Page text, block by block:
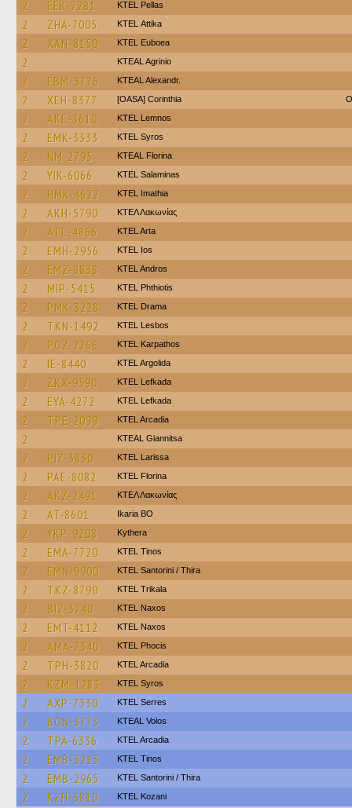
2 EEK-7281 KTEL Pellas
2 ZHA-7005 KΤΕL Αttika
2 XAN-8150 ΚΤΕL Euboea
2 KTEAL Agrinio
2 EBM-3776 KTEAL Alexandr.
2 XEH-8377 [OASA] Corinthia
2 AKE-3610 KTEL Lemnos
2 EMK-3333 KTEL Syros
2 NM-2795 KTEAL Florina
2 YIK-6066 KTEL Salaminas
2 HMK-4622 KTEL Imathia
2 AKH-5790 ΚΤΕΛ Λακωνίας
2 ATE-4866 KTEL Arta
2 EMH-2956 KTEL Ios
2 EMZ-8838 KTEL Andros
2 MIP-5415 ΚΤΕL Phthiotis
2 PMK-3228 KTEL Drama
2 TKN-1492 KTEL Lesbos
2 POZ-2266 ΚΤΕL Karpathos
2 IE-8440 KTEL Argolida
2 ZKX-9590 KTEL Lefkada
2 EYA-4272 KTEL Lefkada
2 TPE-2099 KTEL Arcadia
2 KTEAL Giannitsa
2 PIZ-3830 KTEL Larissa
2 PAE-8082 KTEL Florina
2 AKZ-2491 ΚΤΕΛ Λακωνίας
2 AT-8601 Ikaria BO
2 YKP-9208 Kythera
2 EMA-7720 KTEL Tinos
2 EMN-9900 KTEL Santorini / Thira
2 TKZ-8790 ΚΤΕL Τrikala
2 BIZ-3740 KTEL Naxos
2 EMT-4112 KTEL Naxos
2 AMA-7340 ΚΤΕL Phocis
2 TPH-3820 KTEL Arcadia
2 KZM-1283 KTEL Syros
2 AXP-7330 KTEL Serres
2 BON-3773 KTEAL Volos
2 TPA-6336 KTEL Arcadia
2 EMB-3213 KTEL Tinos
2 EMB-2965 KTEL Santorini / Thira
2 KZH-5810 ΚΤΕL Kozani